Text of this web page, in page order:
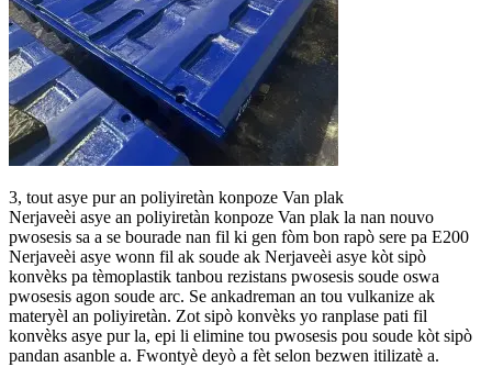
3, tout asye pur an poliyiretàn konpoze Van plak
Nerjaveèi asye an poliyiretàn konpoze Van plak la nan nouvo
pwosesis sa a se bourade nan fil ki gen fòm bon rapò sere pa E200
Nerjaveèi asye wonn fil ak soude ak Nerjaveèi asye kòt sipò
konvèks pa tèmoplastik tanbou rezistans pwosesis soude oswa
pwosesis agon soude arc. Se ankadreman an tou vulkanize ak
materyèl an poliyiretàn. Zot sipò konvèks yo ranplase pati fil
konvèks asye pur la, epi li elimine tou pwosesis pou soude kòt sipò
pandan asanble a. Fwontyè deyò a fèt selon bezwen itilizatè a.